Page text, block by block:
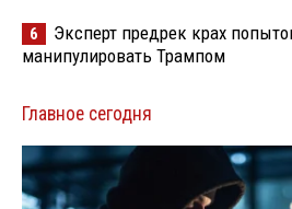
6
Эксперт предрек крах
манипулировать Трампом
Главное сегодня